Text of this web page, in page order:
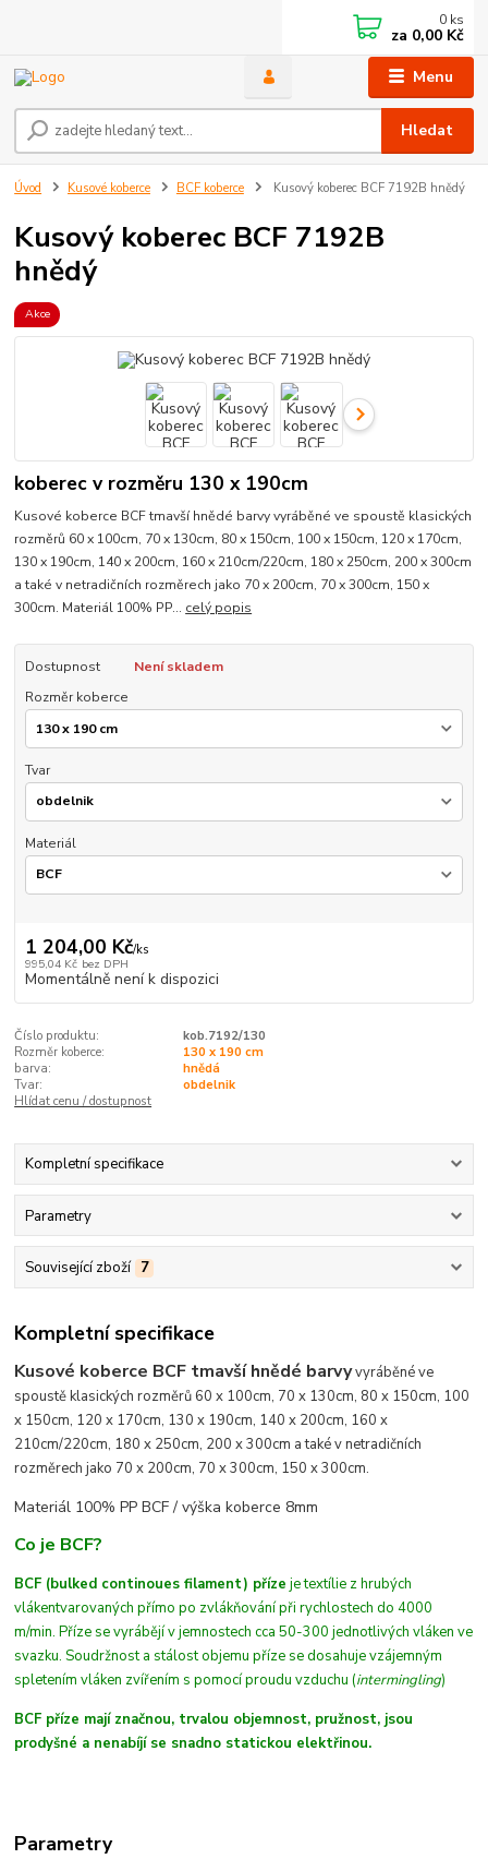
Menu
Hledat
0 ks
za 0,00 Kč
Úvod Kusové koberce BCF koberce Kusový koberec BCF 7192B hnědý
Kusový koberec BCF 7192B
hnědý
Akce
koberec v rozměru 130 x 190cm
Kusové koberce BCF tmavší hnědé barvy vyráběné ve spoustě klasických
rozměrů 60 x 100cm, 70 x 130cm, 80 x 150cm, 100 x 150cm, 120 x 170cm,
130 x 190cm, 140 x 200cm, 160 x 210cm/220cm, 180 x 250cm, 200 x 300cm
a také v netradičních rozměrech jako 70 x 200cm, 70 x 300cm, 150 x
300cm. Materiál 100% PP... celý popis
Dostupnost
Není skladem
Rozměr koberce
Tvar
Materiál
1 204,00 Kč/ks
995,04 Kč bez DPH
Momentálně není k dispozici
Číslo produktu:
kob.7192/130
Rozměr koberce:
130 x 190 cm
barva:
hnědá
Tvar:
obdelnik
Hlídat cenu / dostupnost
Kompletní specifikace
Parametry
Související zboží 7
Kompletní specifikace
Kusové koberce BCF tmavší hnědé barvyvyráběné ve
spoustě klasických rozměrů 60 x 100cm, 70 x 130cm, 80 x 150cm, 100
x 150cm, 120 x 170cm, 130 x 190cm, 140 x 200cm, 160 x
210cm/220cm, 180 x 250cm, 200 x 300cm a také v netradičních
rozměrech jako 70 x 200cm, 70 x 300cm, 150 x 300cm.
Materiál 100% PP BCF /výška koberce 8mm
Co je BCF?
BCF (bulked continoues filament) příze je textílie z hrubých
vlákentvarovanýchpřímo po zvlákňování při rychlostech do 4000
m/min. Příze se vyrábějí v jemnostech cca 50-300 jednotlivých vláken ve
svazku. Soudržnost a stálost objemu příze se dosahuje vzájemným
spletením vláken zvířením s pomocí proudu vzduchu (intermingling)
BCF příze mají značnou, trvalou objemnost, pružnost, jsou
prodyšné a nenabíjí se snadno statickou elektřinou.
Parametry